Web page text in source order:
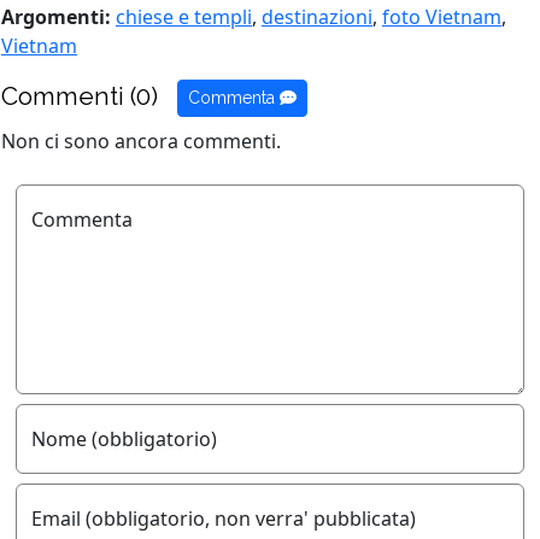
Argomenti: chiese e templi, destinazioni, foto Vietnam,
Vietnam
Commenti (0) Commenta
Non ci sono ancora commenti.
Commenta
Nome (obbligatorio)
Email (obbligatorio, non verra' pubblicata)